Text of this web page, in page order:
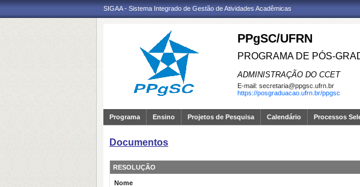
SIGAA - Sistema Integrado de Gestão de Atividades Acadêmicas
PPgSC/UFRN
PROGRAMA DE PÓS-
ADMINISTRAÇÃO DO CCET
E-mail: secretaria@ppgsc.ufrn.br
https://posgraduacao.ufrn.br/ppgsc
Programa Ensino Projetos de Pesquisa Calendário Processos
Documentos
RESOLUÇÃO
Nome